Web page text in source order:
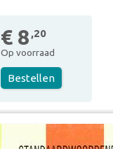
€ 8 ,20
Op voorraad
Bestellen